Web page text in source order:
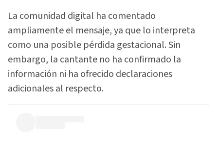
La comunidad digital ha comentado
ampliamente el mensaje, ya que lo interpreta
como una posible pérdida gestacional. Sin
embargo, la cantante no ha confirmado la
información ni ha ofrecido declaraciones
adicionales al respecto.